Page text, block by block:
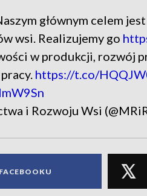
głównym celem
wsi. Realizujemy go
w produkcji, rozwój
https://t.co/
i Rozwoju Wsi